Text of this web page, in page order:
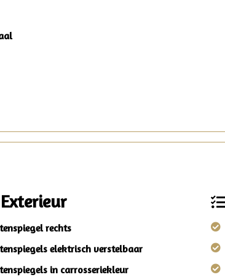
Exterieur
rechts
elektrisch verstelbaar
in carrosseriekleur